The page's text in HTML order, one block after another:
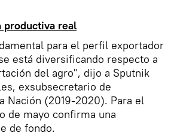
productiva real
para el perfil exportador
está diversificando respecto a
del agro", dijo a Sputnik
exsubsecretario de
Nación (2019-2020). Para el
de mayo confirma una
de fondo.